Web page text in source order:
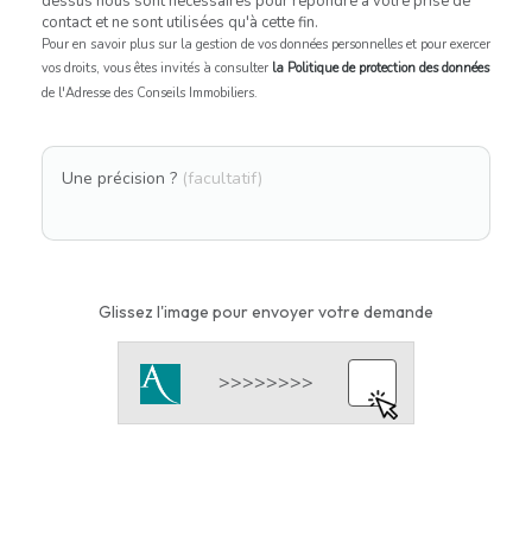
contact et ne sont utilisées qu'à cette fin.
Pour en savoir plus sur la gestion de vos données personnelles et pour exercer
vos droits, vous êtes invités à consulter la Politique de protection des données
de l'Adresse des Conseils Immobiliers.
Une précision ? (facultatif)
Glissez l'image pour envoyer votre demande